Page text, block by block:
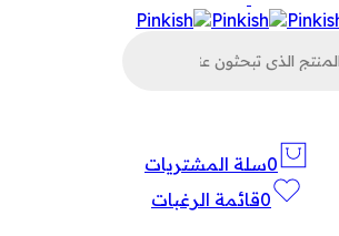
0سلة المشتريات
0قائمة الرغبات